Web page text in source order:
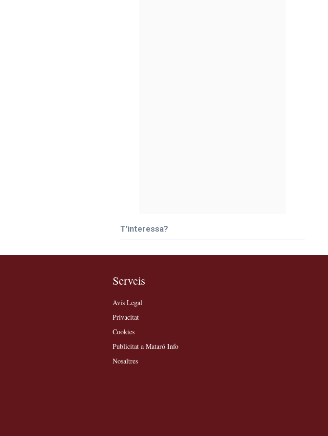
T’interessa?
Serveis
Avís Legal
Privacitat
Cookies
Publicitat a Mataró Info
Nosaltres